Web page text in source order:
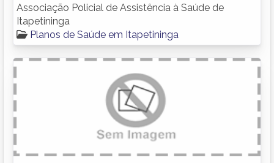
Associação Policial de Assistência à Saúde de
Itapetininga
Planos de Saúde em Itapetininga